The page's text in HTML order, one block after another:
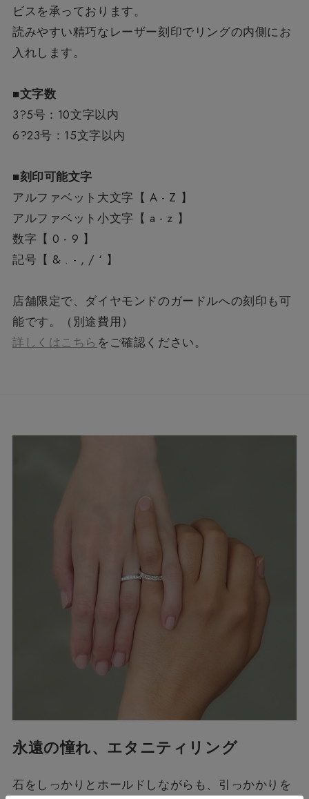
ビスを承っております。
読みやすい精巧なレーザー刻印でリングの内側にお
入れします。
■文字数
3?5号：10文字以内
6?23号：15文字以内
■刻印可能文字
アルファベット大文字【 A - Z 】
アルファベット小文字【 a - z 】
数字【 0 - 9 】
記号【 & . - , / ‘ 】
店舗限定で、ダイヤモンドのガードルへの刻印も可
能です。（別途費用）
詳しくはこちら をご確認ください。
永遠の憧れ、エタニティリング
石をしっかりとホールドしながらも、引っかかりを